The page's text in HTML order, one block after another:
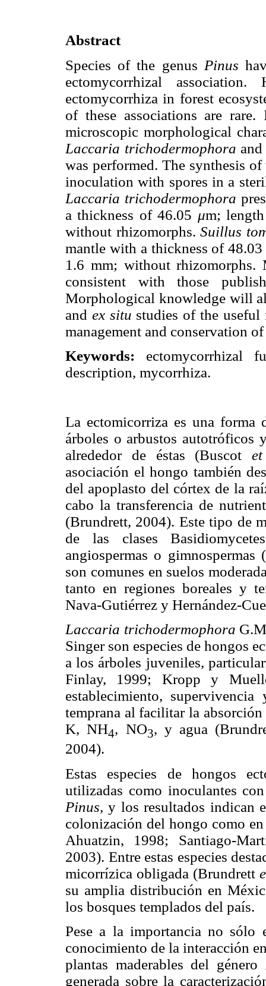
Abstract
Species of the genus Pinus
ectomycorrhizal
ectomycorrhiza in forest
of these associations are
microscopic morphological
Laccaria trichodermophora
was performed. The synthesis
inoculation with spores in a
Laccaria trichodermophora
a thickness of 46.05 μm;
without rhizomorphs.Suillus
mantle with a thickness of
1.6 mm; without rhizomorphs.
consistent with those
Morphological knowledge will
and ex situ studies of the
management and conservation
Keywords: ectomycorrhizal
description, mycorrhiza.
La ectomicorriza es una forma
árboles o arbustos autotróficos
alrededor de éstas (Buscot
asociación el hongo también
del apoplasto del córtex de la
cabo la transferencia de
(Brundrett, 2004). Este tipo de
de las clases
angiospermas o
son comunes en suelos
tanto en regiones boreales y
Nava-Gutiérrez y Hernández-
Laccaria trichodermophora
Singer son especies de hongos
a los árboles juveniles,
Finlay, 1999; Kropp y
establecimiento,
temprana al facilitar la
K, NH4, NO3, y agua
2004).
Estas especies de hongos
utilizadas como inoculantes
Pinus, y los resultados indican
colonización del hongo como
Ahuatzin, 1998; Santiago-
2003). Entre estas especies
micorrízica obligada (Brundrett
su amplia distribución en
los bosques templados del país.
Pese a la importancia no sólo
conocimiento de la interacción
plantas maderables del género
generada sobre la